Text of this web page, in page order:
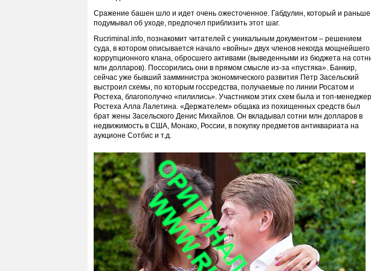
Сражение башен шло и идет очень ожесточенное. Габдулин, который и раньше
подумывал об уходе, предпочел приблизить этот шаг.
Rucriminal.info, познакомит читателей с уникальным документом – решением
суда, в котором описывается начало «войны» двух членов некогда мощнейшего
коррупционного клана, обросшего активами (выведенными из бюджета на
млн долларов). Поссорились они в прямом смысле из-за «пустяка». Банкир,
сейчас уже бывший замминистра экономического развития Петр Засельский
выстроил схемы, по которым госсредства, получаемые по линии Росатом и
Ростеха, благополучно «пилились». Участником этих схем была и топ-менеджер
Ростеха Алла Лалетина. «Держателем» общака из похищенных средств был
брат жены Засельского Денис Михайлов. Он вкладывал сотни млн долларов в
недвижимость в США, Монако, России, в покупку предметов антиквариата на
аукционе Сотбис и т.д.